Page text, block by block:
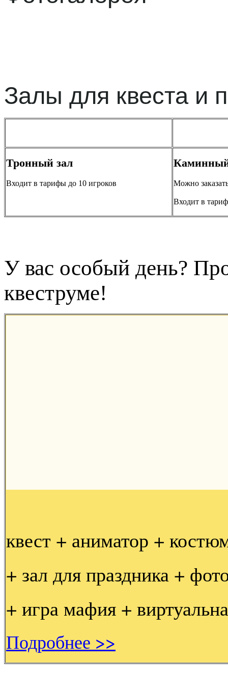
Залы для квеста и
Тронный зал
Входит в тарифы до 10 игроков Можно
Входит в
У вас особый день?
квеструме!
квест + аниматор +
+ зал для праздника +
+ игра мафия +
Подробнее >>